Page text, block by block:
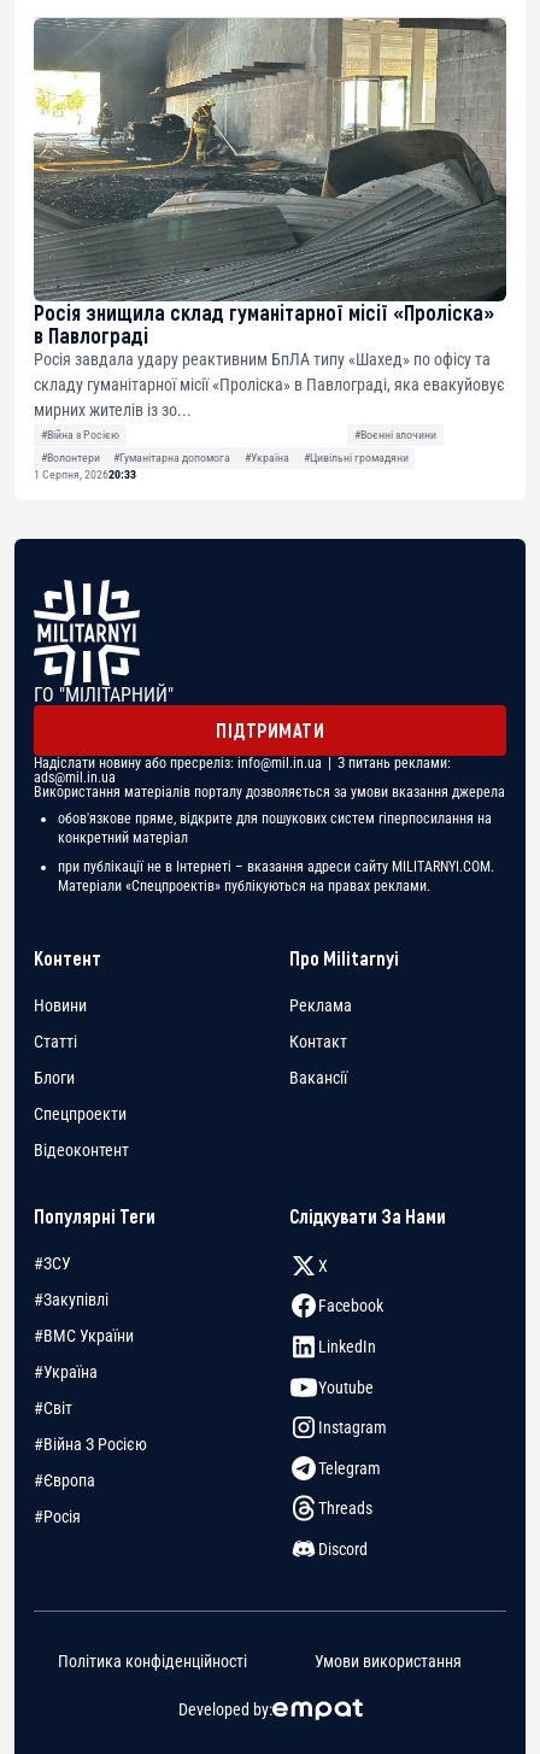
Росія знищила склад гуманітарної місії «Проліска»
в Павлограді
Росія завдала удару реактивним БпЛА типу «Шахед» по офісу та
складу гуманітарної місії «Проліска» в Павлограді, яка евакуйовує
мирних жителів із зо...
#Війна з Росією
#Воєнні злочини
#Волонтери
#Гуманітарна допомога #Україна
#Цивільні громадяни
1 Серпня, 202620:33
ГО "МІЛІТАРНИЙ"
ПІДТРИМАТИ
Надіслати новину або пресреліз: info@mil.in.ua | З питань реклами:
ads@mil.in.ua
Використання матеріалів порталу дозволяється за умови вказання джерела
обов'язкове пряме, відкрите для пошукових систем гіперпосилання на
конкретний матеріал
при публікації не в Інтернеті – вказання адреси сайту MILITARNYI.COM.
Матеріали «Спецпроектів» публікуються на правах реклами.
Контент
Новини
Статті
Блоги
Спецпроекти
Відеоконтент
Про Militarnyi
Реклама
Контакт
Вакансії
Популярні Теги
#ЗСУ
#Закупівлі
#ВМС України
#Україна
#Світ
#Війна З Росією
#Європа
#Росія
Слідкувати За Нами
X
Facebook
LinkedIn
Youtube
Instagram
Telegram
Threads
Discord
Developed by:
Політика конфіденційності Умови використання